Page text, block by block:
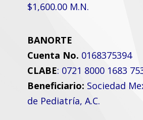
$1,600.00 M.N.
BANORTE
Cuenta No. 0168375394
CLABE: 0721 8000 1683
Beneficiario: Sociedad
de Pediatría, A.C.